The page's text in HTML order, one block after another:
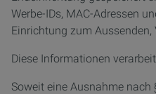
Werbe-IDs, MAC-Adressen
Einrichtung zum Aussenden,
Diese Informationen
Soweit eine Ausnahme